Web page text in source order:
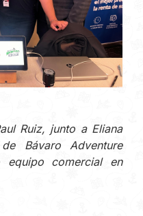
Ruiz, junto a Eliana
Bávaro Adventure
comercial en